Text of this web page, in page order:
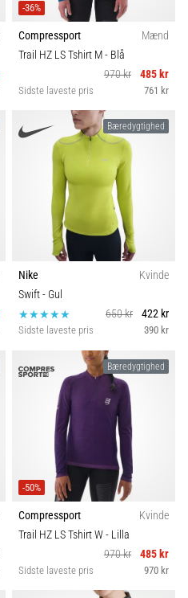
-36%
Compressport
Mænd
Trail HZ LS Tshirt M- Blå
970 kr
485 kr
Sidste laveste pris 761 kr
Bæredygtighed
Nike
Kvinde
Swift- Gul
650 kr
422 kr
Sidste laveste pris 390 kr
Bæredygtighed
-50%
Compressport
Kvinde
Trail HZ LS Tshirt W- Lilla
970 kr
485 kr
Sidste laveste pris 970 kr